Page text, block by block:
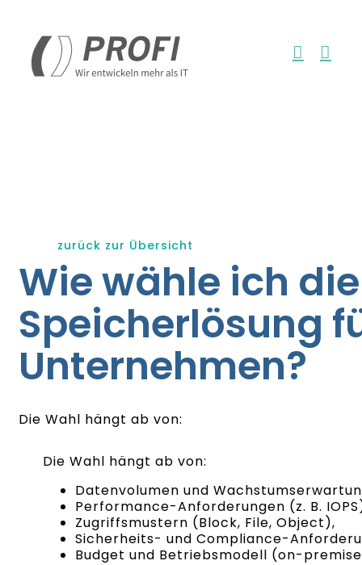
springen
zurück zur Übersicht
Wie wähle ich
Speicherlösung
Unternehmen?
Die Wahl hängt ab von:
Die Wahl hängt ab von:
Datenvolumen und
Performance-Anforderungen (z. B.
Zugriffsmustern (Block, File, Object),
Sicherheits- und Compliance-
Budget und Betriebsmodell (on-